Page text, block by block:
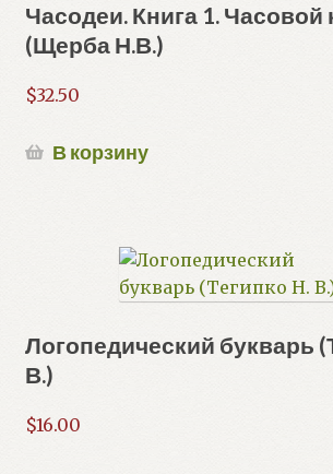
Часодеи. Книга 1. Часовой
(Щерба Н.В.)
$32.50
В корзину
Логопедический букварь
В.)
$16.00